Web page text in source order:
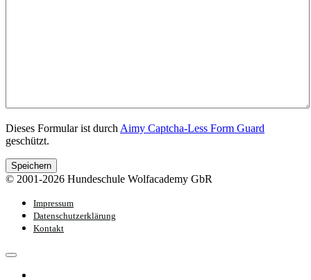
Dieses Formular ist durch Aimy Captcha-Less Form Guard
geschützt.
Speichern
© 2001-2026 Hundeschule Wolfacademy GbR
Impressum
Datenschutzerklärung
Kontakt